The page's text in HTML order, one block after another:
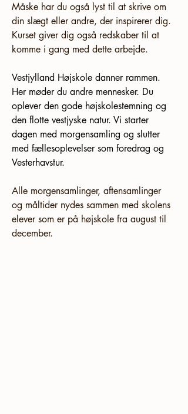
Måske har du også lyst til at skrive om
din slægt eller andre, der inspirerer dig.
Kurset giver dig også redskaber til at
komme i gang med dette arbejde.
Vestjylland Højskole danner rammen.
Her møder du andre mennesker. Du
oplever den gode højskolestemning og
den flotte vestjyske natur. Vi starter
dagen med morgensamling og slutter
med fællesoplevelser som foredrag og
Vesterhavstur.
Alle morgensamlinger, aftensamlinger
og måltider nydes sammen med skolens
elever som er på højskole fra august til
december.